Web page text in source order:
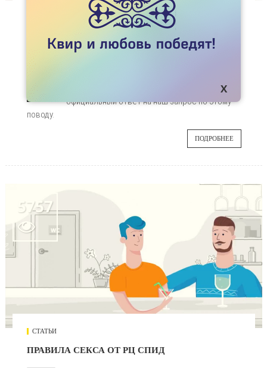
РЕГУЛЯРНАЯ ВЫДАЧА АРВП ВОЗОБНОВИТСЯ
В МАЕ 2019 ГОДА
18
с выдачей препаратов для АРВТ. Публикуем
официальный ответ на наш запрос по этому
поводу.
ПОДРОБНЕЕ
5757

СТАТЬИ
ПРАВИЛА СЕКСА ОТ РЦ СПИД